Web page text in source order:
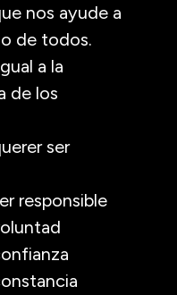
nos ayude a
de todos.
a la
de los
ser
responsible